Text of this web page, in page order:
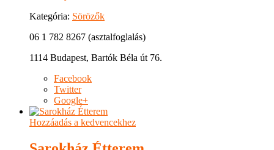
Kategória: Sörözők
06 1 782 8267 (asztalfoglalás)
1114 Budapest, Bartók Béla út 76.
Facebook
Twitter
Google+
Hozzáadás a kedvencekhez